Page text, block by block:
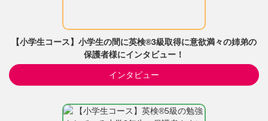
【小学生コース】小学生の間に英検®3級取得に意欲満々の姉弟の
保護者様にインタビュー！
インタビュー